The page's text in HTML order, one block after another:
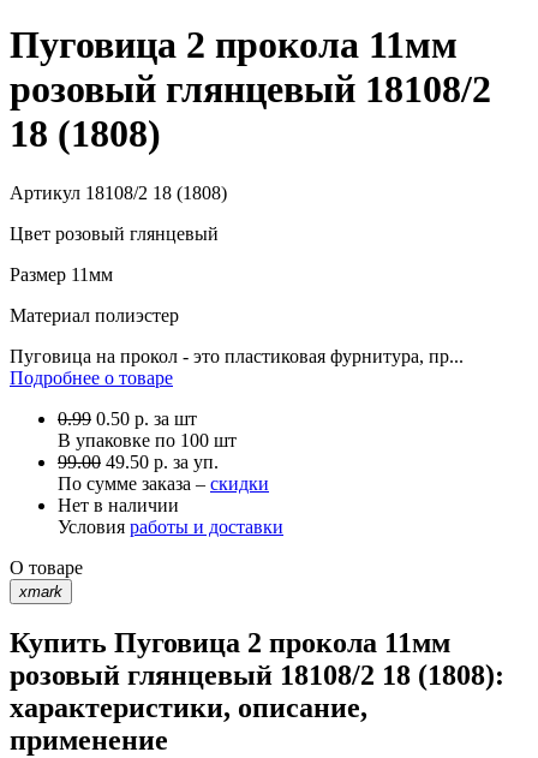
Пуговица 2 прокола 11мм
розовый глянцевый 18108/2
18 (1808)
Артикул 18108/2 18 (1808)
Цвет розовый глянцевый
Размер 11мм
Материал полиэстер
Пуговица на прокол - это пластиковая фурнитура, пр...
Подробнее о товаре
0.99 0.50 р. за шт
В упаковке по 100 шт
99.00 49.50 р. за уп.
По сумме заказа – скидки
Нет в наличии
Условия работы и доставки
О товаре
xmark
Купить Пуговица 2 прокола 11мм
розовый глянцевый 18108/2 18 (1808):
характеристики, описание,
применение